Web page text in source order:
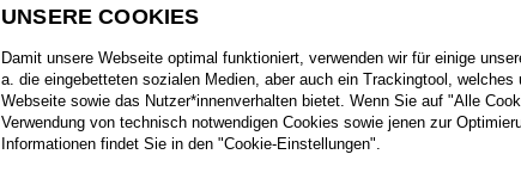
UNSERE COOKIES
Damit unsere Webseite optimal funktioniert, verwenden wir für einige
a. die eingebetteten sozialen Medien, aber auch ein Trackingtool,
Webseite sowie das Nutzer*innenverhalten bietet. Wenn Sie auf "Alle
Verwendung von technisch notwendigen Cookies sowie jenen zur
Informationen findet Sie in den "Cookie-Einstellungen".